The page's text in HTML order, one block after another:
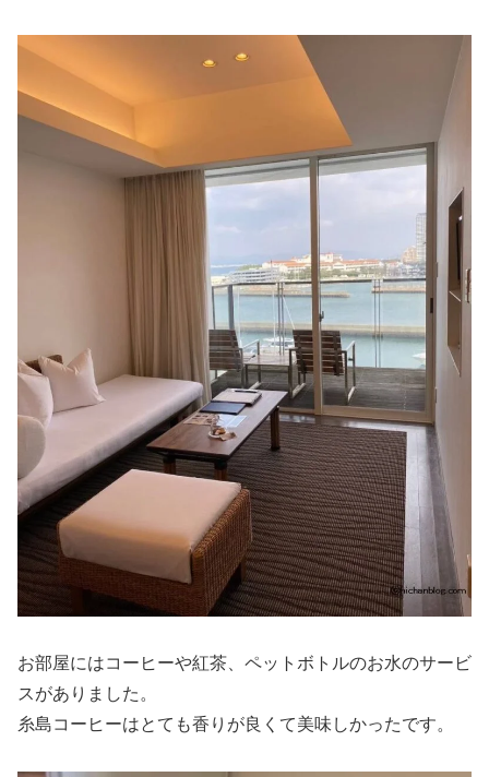
お部屋にはコーヒーや紅茶、ペットボトルのお水のサービ
スがありました。
糸島コーヒーはとても香りが良くて美味しかったです。